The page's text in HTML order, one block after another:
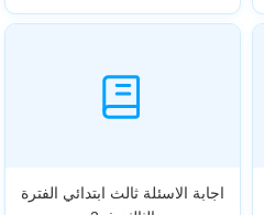
اجابة الاسئلة ثالث ابتدائي الفترة